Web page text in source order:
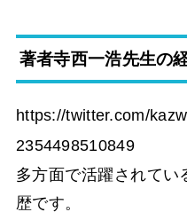
著者寺西一浩先生の
https://twitter.com/
2354498510849
多方面で活躍されてい
歴です。